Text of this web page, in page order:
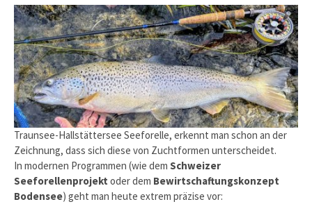
Traunsee-Hallstättersee Seeforelle, erkennt man schon an der
Zeichnung, dass sich diese von Zuchtformen unterscheidet.
In modernen Programmen (wie dem Schweizer
Seeforellenprojekt oder dem Bewirtschaftungskonzept
Bodensee) geht man heute extrem präzise vor: